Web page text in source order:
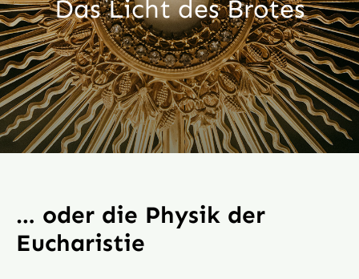
Aktion
Veröffentlichungen
Das Licht des Brotes
… oder die Physik der
Eucharistie